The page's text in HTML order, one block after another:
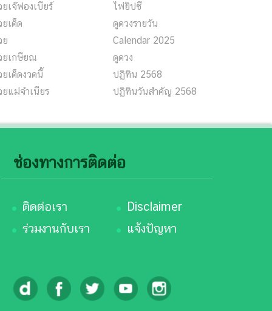
ยเจ๊ฟองเบียร์
ยเด็ด
ย
ยเกษียณ
ยเด็ดงวดนี้
ยแม่จำเนียร
ไพ่ยิปซี
ดูดวงรายวัน
Calendar 2025
ดูดวง
ปฏิทิน 2568
ปฏิทินวันสำคัญ 2568
ช่องทางการติดต่อ
ติดต่อเรา
Disclaimer
ร่วมงานกับเรา
แจ้งปัญหา